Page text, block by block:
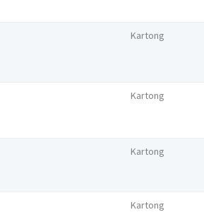
Kartong
Kartong
Kartong
Kartong